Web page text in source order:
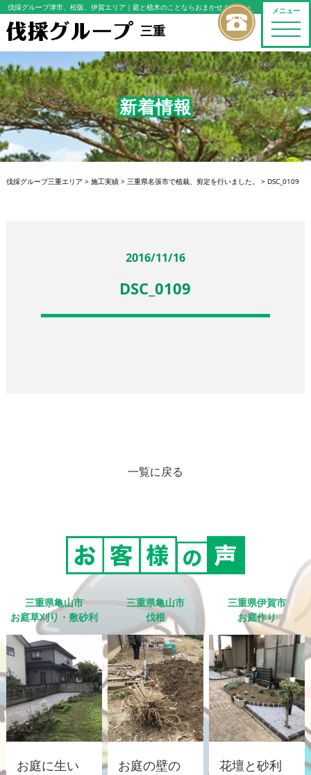
メニュー
toggle
伐採グループ津市、松阪、伊賀エリア ｜庭と植木のことならおまかせください
三重
新着情報
伐採グループ三重エリア > 施工実績> 三重県名張市で植栽、剪定を行いました。 > DSC_0109
2016/11/16
DSC_0109
一覧に戻る
三重県亀山市
お庭草刈り・敷砂利
お庭に生い
三重県亀山市
伐根
お庭の壁の
三重県伊賀市
お庭作り
花壇と砂利